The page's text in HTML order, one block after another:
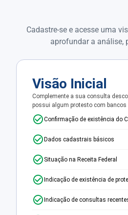
Cadastre-se e acesse uma
aprofundar a análise,
Visão Inicial
Complemente a sua consulta
possui algum protesto com bancos
Confirmação de existência do
Dados cadastrais básicos
Situação na Receita Federal
Indicação de existência de
Indicação de consultas